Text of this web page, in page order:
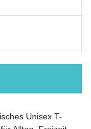
Unisex T-